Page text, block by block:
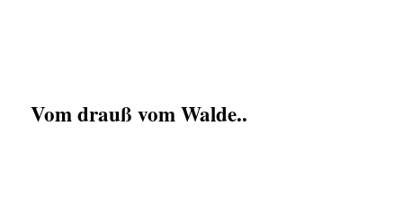
Vom drauß vom Walde..